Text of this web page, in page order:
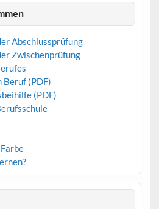
Abschlussprüfung
Zwischenprüfung
Beruf (PDF)
(PDF)